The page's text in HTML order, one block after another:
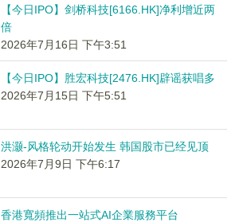
【今日IPO】剑桥科技[6166.HK]净利增近两
倍
2026年7月16日 下午3:51
【今日IPO】胜宏科技[2476.HK]辟谣获唱多
2026年7月15日 下午5:51
洪灏-风格轮动开始发生 韩国股市已经见顶
2026年7月9日 下午6:17
香港寬頻推出一站式AI企業服務平台